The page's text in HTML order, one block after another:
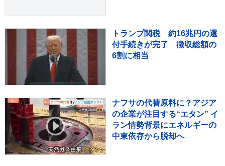
トランプ関税 約16兆円の還
付手続きが完了 徴収総額の
6割に相当
ナフサの代替原料に？アジア
の企業が注目する“エタン” イ
ラン情勢背景にエネルギーの
中東依存から脱却へ